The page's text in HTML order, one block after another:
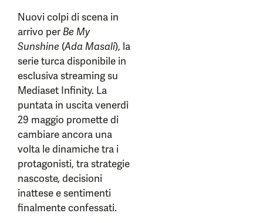
Nuovi colpi di scena in
arrivo per Be My
Sunshine (Ada Masali), la
serie turca disponibile in
esclusiva streaming su
Mediaset Infinity. La
puntata in uscita venerdì
29 maggio promette di
cambiare ancora una
volta le dinamiche tra i
protagonisti, tra strategie
nascoste, decisioni
inattese e sentimenti
finalmente confessati.